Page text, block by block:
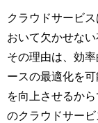
クラウドサービ
おいて欠かせない
その理由は、効
ースの最適化を
を向上させるか
のクラウドサー